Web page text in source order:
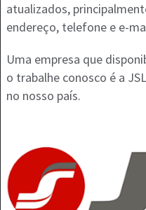
atualizados,
endereço, telefone e e-
Uma empresa que
o trabalhe conosco é a
no nosso país.